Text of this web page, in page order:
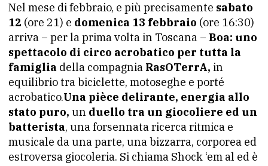
Nel mese di febbraio, e più precisamente sabato
12 (ore 21) e domenica 13 febbraio (ore 16:30)
arriva – per la prima volta in Toscana – Boa: uno
spettacolo di circo acrobatico per tutta la
famiglia della compagnia RasOTerrA, in
equilibrio tra biciclette, motoseghe e porté
acrobatico.Una pièce delirante, energia allo
stato puro, un duello tra un giocoliere ed un
batterista, una forsennata ricerca ritmica e
musicale da una parte, una bizzarra, corporea ed
estroversa giocoleria. Si chiama Shock ‘em al ed è